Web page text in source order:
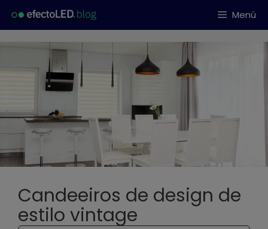
Menú
Candeeiros de design de
estilo vintage